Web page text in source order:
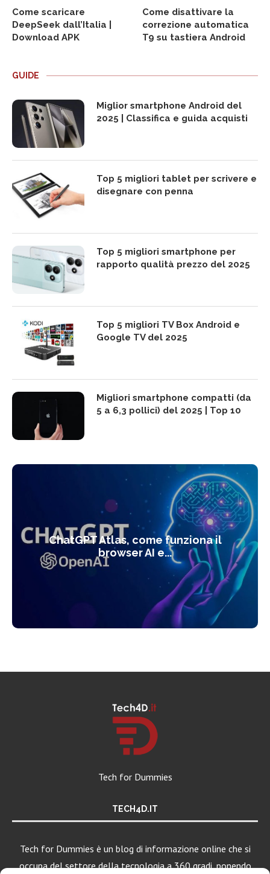
Come scaricare
DeepSeek dall’Italia |
Download APK
Come disattivare la
correzione automatica
T9 su tastiera Android
GUIDE
Miglior smartphone Android del
2025 | Classifica e guida acquisti
Top 5 migliori tablet per scrivere e
disegnare con penna
Top 5 migliori smartphone per
rapporto qualità prezzo del 2025
Top 5 migliori TV Box Android e
Google TV del 2025
Migliori smartphone compatti (da
5 a 6,3 pollici) del 2025 | Top 10
ChatGPT Atlas, come funziona il
browser AI e...
Tech for Dummies
TECH4D.IT
Tech for Dummies è un blog di informazione online che si
occupa del settore della tecnologia a 360 gradi, ponendo